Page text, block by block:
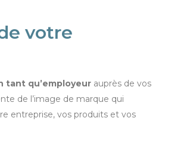
votre
tant qu’employeur auprès de vos
de l’image de marque qui
entreprise, vos produits et vos